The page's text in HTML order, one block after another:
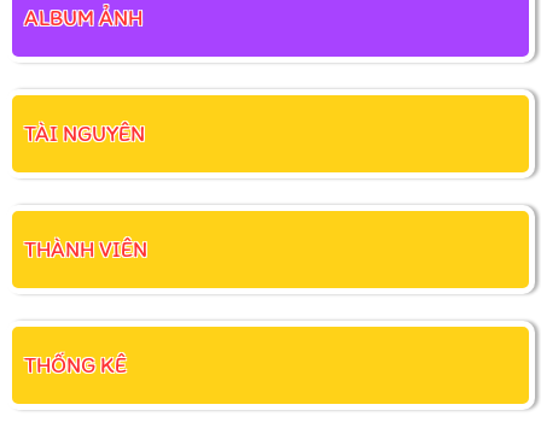
ALBUM ẢNH
TÀI NGUYÊN
THÀNH VIÊN
THỐNG KÊ